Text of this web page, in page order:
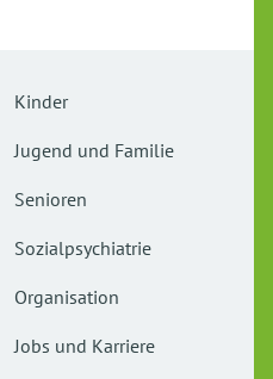
Kinder
Jugend und Familie
Senioren
Sozialpsychiatrie
Organisation
Jobs und Karriere